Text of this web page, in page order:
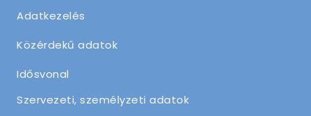
Adatkezelés
Közérdekű adatok
Idősvonal
Szervezeti, személyzeti adatok